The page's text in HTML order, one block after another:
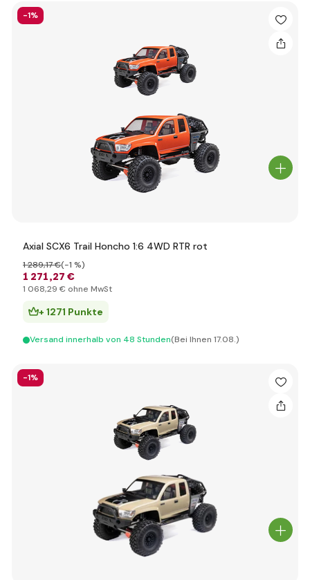
-1%
Axial SCX6 Trail Honcho 1:6 4WD RTR rot
1 271,27 €
1 289,17 €(-1 %)
1 068,29 € ohne MwSt
+ 1271 Punkte
Versand innerhalb von 48 Stunden(Bei Ihnen 17.08.)
-1%